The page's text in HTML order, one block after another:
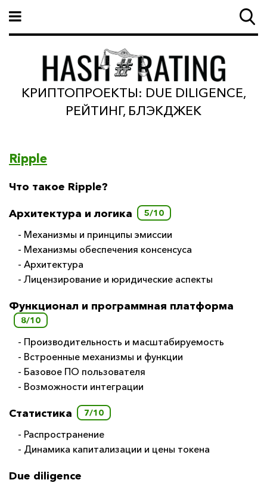
КРИПТОПРОЕКТЫ: DUE DILIGENCE,
РЕЙТИНГ, БЛЭКДЖЕК
Ripple
Что такое Ripple?
Архитектура и логика 5/10
- Механизмы и принципы эмиссии
- Механизмы обеспечения консенсуса
- Архитектура
- Лицензирование и юридические аспекты
Функционал и программная платформа
8/10
- Производительность и масштабируемость
- Встроенные механизмы и функции
- Базовое ПО пользователя
- Возможности интеграции
Статистика 7/10
- Распространение
- Динамика капитализации и цены токена
Due diligence